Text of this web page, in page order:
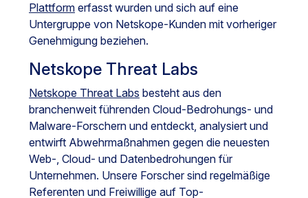
Plattform erfasst wurden und sich auf eine
Untergruppe von Netskope-Kunden mit vorheriger
Genehmigung beziehen.
Netskope Threat Labs
Netskope Threat Labs besteht aus den
branchenweit führenden Cloud-Bedrohungs- und
Malware-Forschern und entdeckt, analysiert und
entwirft Abwehrmaßnahmen gegen die neuesten
Web-, Cloud- und Datenbedrohungen für
Unternehmen. Unsere Forscher sind regelmäßige
Referenten und Freiwillige auf Top-